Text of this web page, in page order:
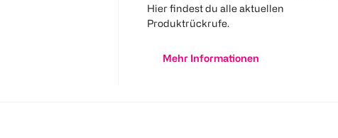
Hier findest du alle aktuellen
Produktrückrufe.
Mehr Informationen